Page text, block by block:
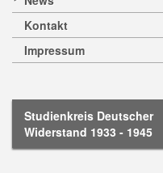
Kontakt
Impressum
Studienkreis Deutscher
Widerstand 1933 - 1945